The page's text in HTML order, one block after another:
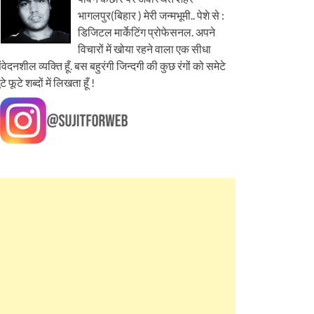
भागलपुर(बिहार ) मेरी जन्मभूमी.. पेशे से :
डिजिटल मार्केटिंग प्रोफेसनल. अपने
विचारों में खोया रहने वाला एक सीधा
व्यक्ति हूँ. बस बहुरंगी जिन्दगी की कुछ रंगों को समेटे
फूटे शब्दों में लिखता हूँ !